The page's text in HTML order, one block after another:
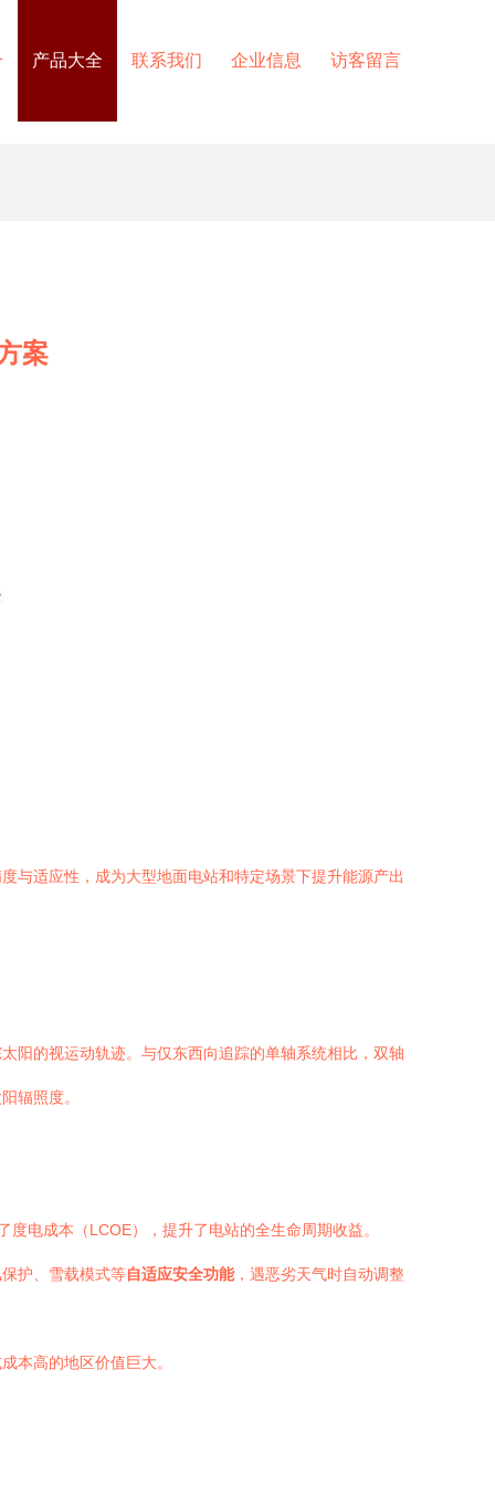
产品大全 联系我们 企业信息 访客留言
案
与适应性，成为大型地面电站和特定场景下提升能源产出
阳的视运动轨迹。与仅东西向追踪的单轴系统相比，双轴
辐照度。
电成本（LCOE），提升了电站的全生命周期收益。
护、雪载模式等自适应安全功能，遇恶劣天气时自动调整
本高的地区价值巨大。